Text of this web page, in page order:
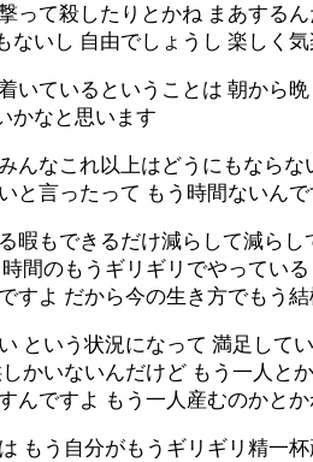
って殺したりとかね まあする
いし 自由でしょうし 楽しく
いているということは 朝から
かなと思います
んなこれ以上はどうにもなら
と言ったって もう時間ないん
暇もできるだけ減らして減ら
間のもうギリギリでやってい
すよ だから今の生き方でもう
という状況になって 満足し
かいないんだけど もう一人
んですよ もう一人産むのかと
もう自分がもうギリギリ精一